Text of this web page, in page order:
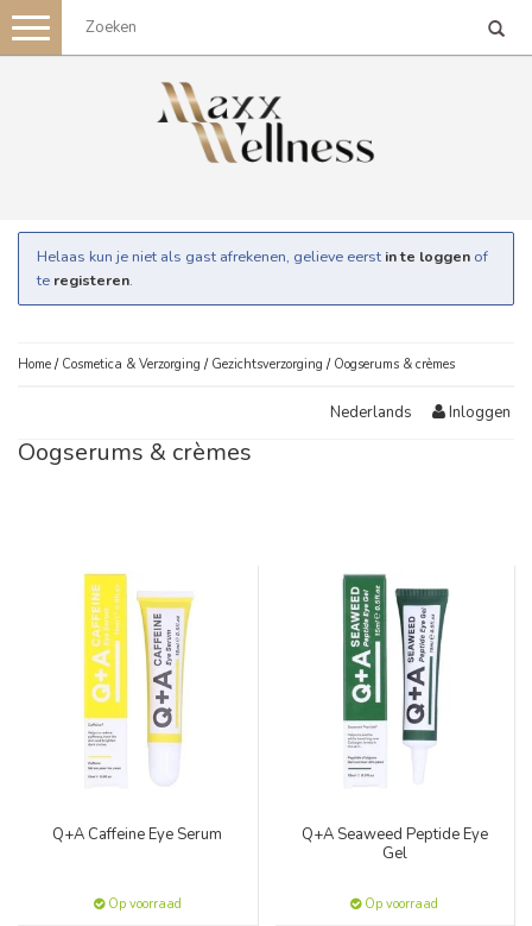
Toggle
navigation
Helaas kun je niet als gast afrekenen, gelieve eerst in te loggen of
te registeren.
Home / Cosmetica & Verzorging / Gezichtsverzorging / Oogserums & crèmes
Nederlands Inloggen
Oogserums & crèmes
Q+A Caffeine Eye Serum
Op voorraad
Q+A Seaweed Peptide Eye
Gel
Op voorraad